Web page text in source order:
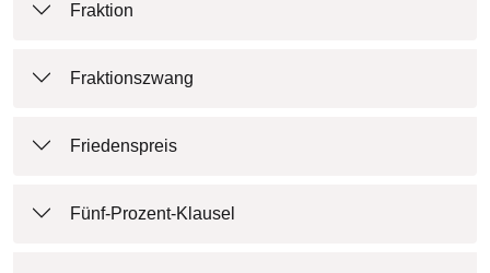
Fraktion
Fraktionszwang
Friedenspreis
Fünf-Prozent-Klausel